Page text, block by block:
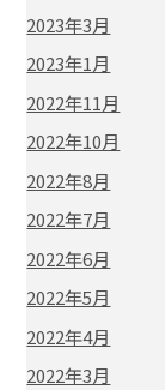
2023年3月
2023年1月
2022年11月
2022年10月
2022年8月
2022年7月
2022年6月
2022年5月
2022年4月
2022年3月